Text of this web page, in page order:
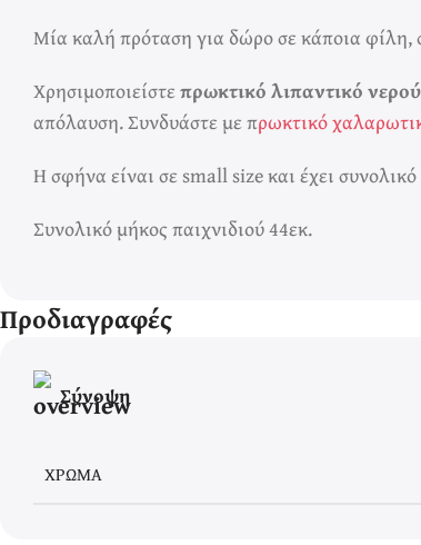
Μία καλή πρόταση για δώρο σε κάποια φίλη,
Χρησιμοποιείστεπρωκτικό λιπαντικό
απόλαυση. Συνδυάστε με πρωκτικό
Η σφήνα είναι σε small size και έχει
Συνολικό μήκος παιχνιδιού 44εκ.
Προδιαγραφές
Σύνοψη
ΧΡΏΜΑ